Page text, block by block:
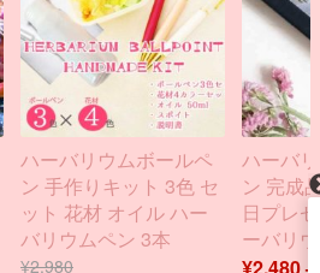
ハーバリウムボールペ
ン 手作りキット 3色 セ
ット 花材 オイル ハー
バリウムペン 3本
¥2,980
ハーバ
ン 完成
日プレ
ーバリ